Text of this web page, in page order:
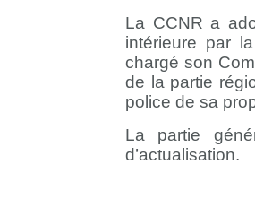
La CCNR a
intérieure par
chargé son
de la partie
police de sa
La partie
d’actualisation.